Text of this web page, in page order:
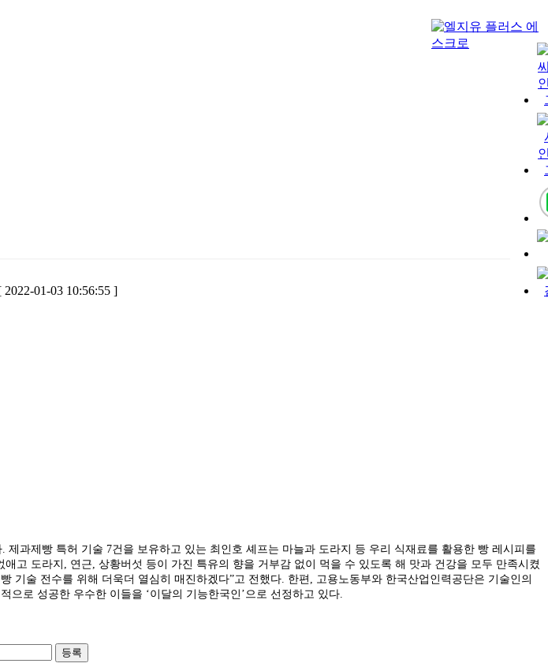
2022-01-03 10:56:55 ]
과제빵 특허 기술 7건을 보유하고 있는 최인호 셰프는 마늘과 도라지 등 우리 식재료를 활용한 빵 레시피를
고 도라지, 연근, 상황버섯 등이 가진 특유의 향을 거부감 없이 먹을 수 있도록 해 맛과 건강을 모두 만족시켰
기술 전수를 위해 더욱더 열심히 매진하겠다”고 전했다. 한편, 고용노동부와 한국산업인력공단은 기술인의
로 성공한 우수한 이들을 ‘이달의 기능한국인’으로 선정하고 있다.
등록